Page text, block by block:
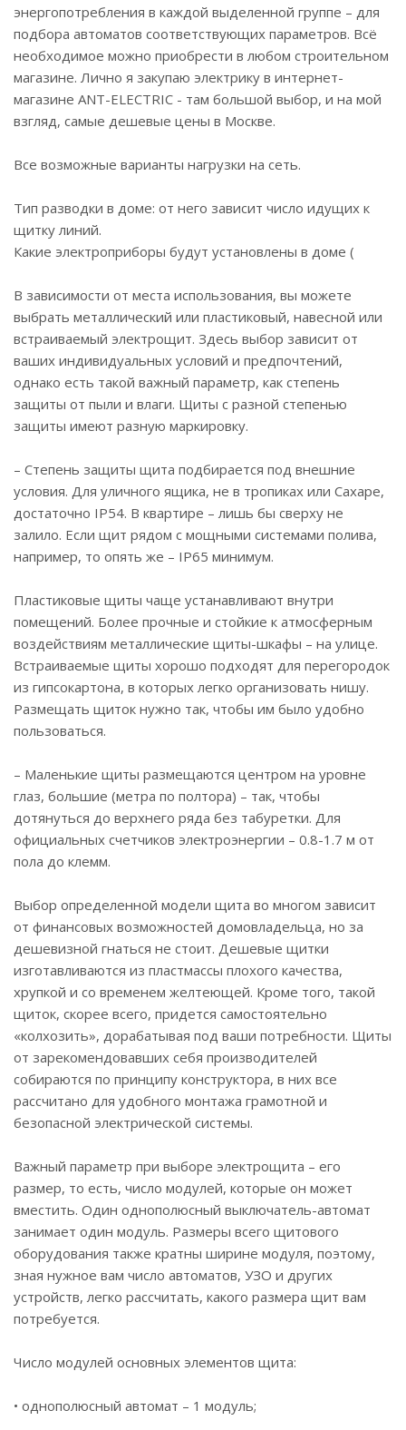
энергопотребления в каждой выделенной группе – для
подбора автоматов соответствующих параметров. Всё
необходимое можно приобрести в любом строительном
магазине. Лично я закупаю электрику в интернет-
магазине ANT-ELECTRIC - там большой выбор, и на мой
взгляд, самые дешевые цены в Москве.
Все возможные варианты нагрузки на сеть.
Тип разводки в доме: от него зависит число идущих к
щитку линий.
Какие электроприборы будут установлены в доме (
В зависимости от места использования, вы можете
выбрать металлический или пластиковый, навесной или
встраиваемый электрощит. Здесь выбор зависит от
ваших индивидуальных условий и предпочтений,
однако есть такой важный параметр, как степень
защиты от пыли и влаги. Щиты с разной степенью
защиты имеют разную маркировку.
– Степень защиты щита подбирается под внешние
условия. Для уличного ящика, не в тропиках или Сахаре,
достаточно IP54. В квартире – лишь бы сверху не
залило. Если щит рядом с мощными системами полива,
например, то опять же – IP65 минимум.
Пластиковые щиты чаще устанавливают внутри
помещений. Более прочные и стойкие к атмосферным
воздействиям металлические щиты-шкафы – на улице.
Встраиваемые щиты хорошо подходят для перегородок
из гипсокартона, в которых легко организовать нишу.
Размещать щиток нужно так, чтобы им было удобно
пользоваться.
– Маленькие щиты размещаются центром на уровне
глаз, большие (метра по полтора) – так, чтобы
дотянуться до верхнего ряда без табуретки. Для
официальных счетчиков электроэнергии – 0.8-1.7 м от
пола до клемм.
Выбор определенной модели щита во многом зависит
от финансовых возможностей домовладельца, но за
дешевизной гнаться не стоит. Дешевые щитки
изготавливаются из пластмассы плохого качества,
хрупкой и со временем желтеющей. Кроме того, такой
щиток, скорее всего, придется самостоятельно
«колхозить», дорабатывая под ваши потребности. Щиты
от зарекомендовавших себя производителей
собираются по принципу конструктора, в них все
рассчитано для удобного монтажа грамотной и
безопасной электрической системы.
Важный параметр при выборе электрощита – его
размер, то есть, число модулей, которые он может
вместить. Один однополюсный выключатель-автомат
занимает один модуль. Размеры всего щитового
оборудования также кратны ширине модуля, поэтому,
зная нужное вам число автоматов, УЗО и других
устройств, легко рассчитать, какого размера щит вам
потребуется.
Число модулей основных элементов щита:
• однополюсный автомат – 1 модуль;